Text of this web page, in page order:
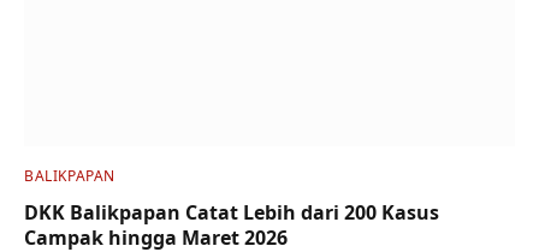
BALIKPAPAN
DKK Balikpapan Catat Lebih dari 200 Kasus
Campak hingga Maret 2026